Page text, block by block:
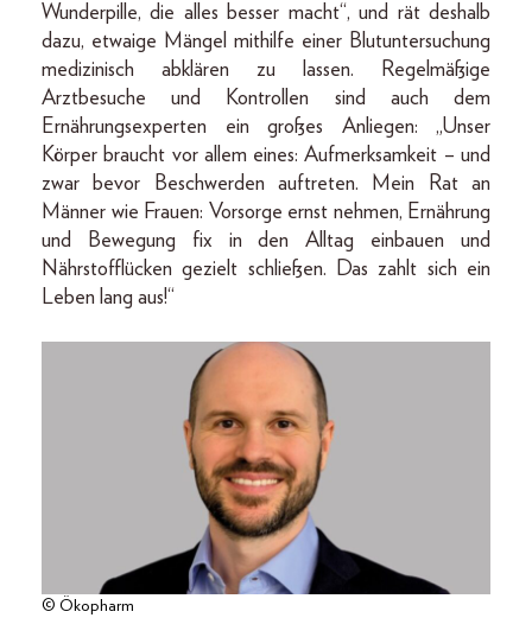
Wunderpille, die alles besser macht“, und rät deshalb
dazu, etwaige Mängel mithilfe einer Blutuntersuchung
medizinisch abklären zu lassen. Regelmäßige
Arztbesuche und Kontrollen sind auch dem
Ernährungsexperten ein großes Anliegen: „Unser
Körper braucht vor allem eines: Aufmerksamkeit – und
zwar bevor Beschwerden auftreten. Mein Rat an
Männer wie Frauen: Vorsorge ernst nehmen, Ernährung
und Bewegung fix in den Alltag einbauen und
Nährstofflücken gezielt schließen. Das zahlt sich ein
Leben lang aus!“
© Ökopharm